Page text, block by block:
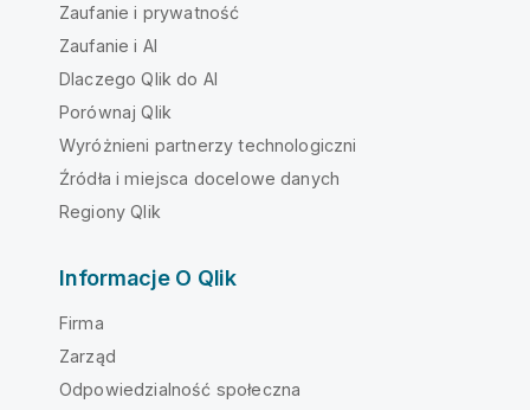
Zaufanie i prywatność
Zaufanie i AI
Dlaczego Qlik do AI
Porównaj Qlik
Wyróżnieni partnerzy technologiczni
Źródła i miejsca docelowe danych
Regiony Qlik
Informacje O Qlik
Firma
Zarząd
Odpowiedzialność społeczna